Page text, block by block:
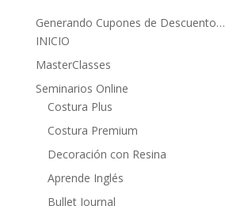
Generando Cupones de Descuento…
INICIO
MasterClasses
Seminarios Online
Costura Plus
Costura Premium
Decoración con Resina
Aprende Inglés
Bullet Journal